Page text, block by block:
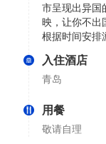
市呈现出异国
映，让你不出
根据时间安排
入住酒店
青岛
用餐
敬请自理